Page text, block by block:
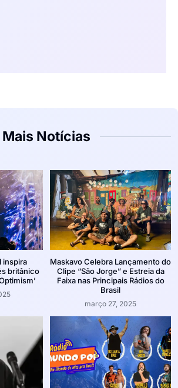
Mais Notícias
inspira
britânico
Maskavo Celebra Lançamento do
Clipe “São Jorge” e Estreia da
Faixa nas Principais Rádios do
Brasil
março 27, 2025